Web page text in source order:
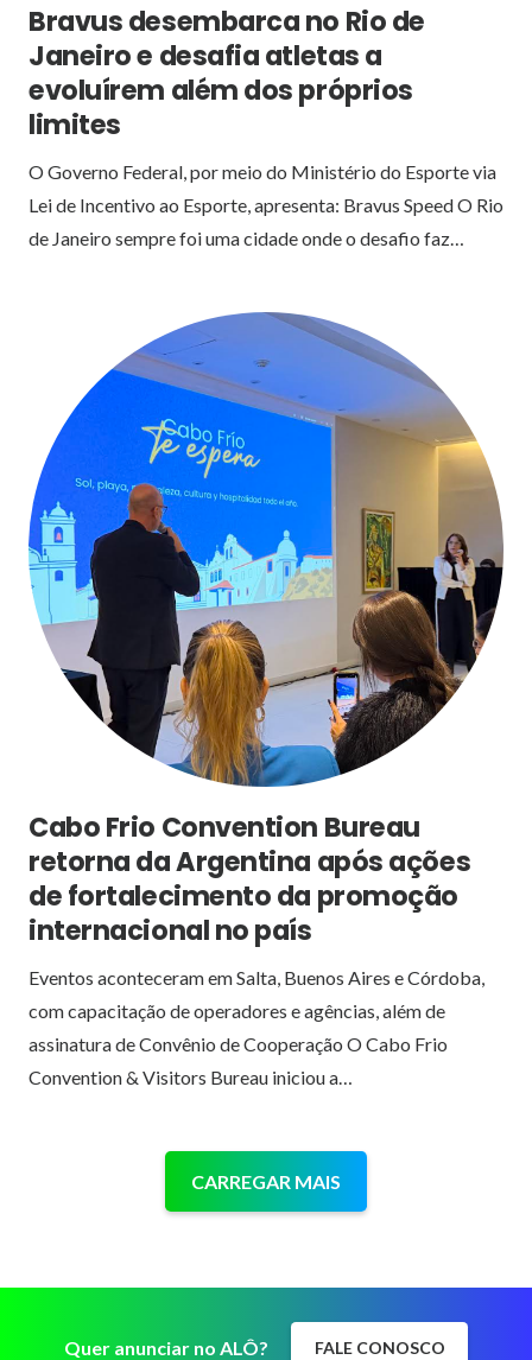
Bravus desembarca no Rio de
Janeiro e desafia atletas a
evoluírem além dos próprios
limites
O Governo Federal, por meio do Ministério do Esporte via
Lei de Incentivo ao Esporte, apresenta: Bravus Speed O Rio
de Janeiro sempre foi uma cidade onde o desafio faz…
Cabo Frio Convention Bureau
retorna da Argentina após ações
de fortalecimento da promoção
internacional no país
Eventos aconteceram em Salta, Buenos Aires e Córdoba,
com capacitação de operadores e agências, além de
assinatura de Convênio de Cooperação O Cabo Frio
Convention & Visitors Bureau iniciou a…
CARREGAR MAIS
Quer anunciar no ALÔ? FALE CONOSCO